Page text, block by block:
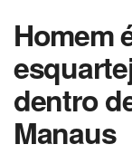
Homem
dentro
Manaus